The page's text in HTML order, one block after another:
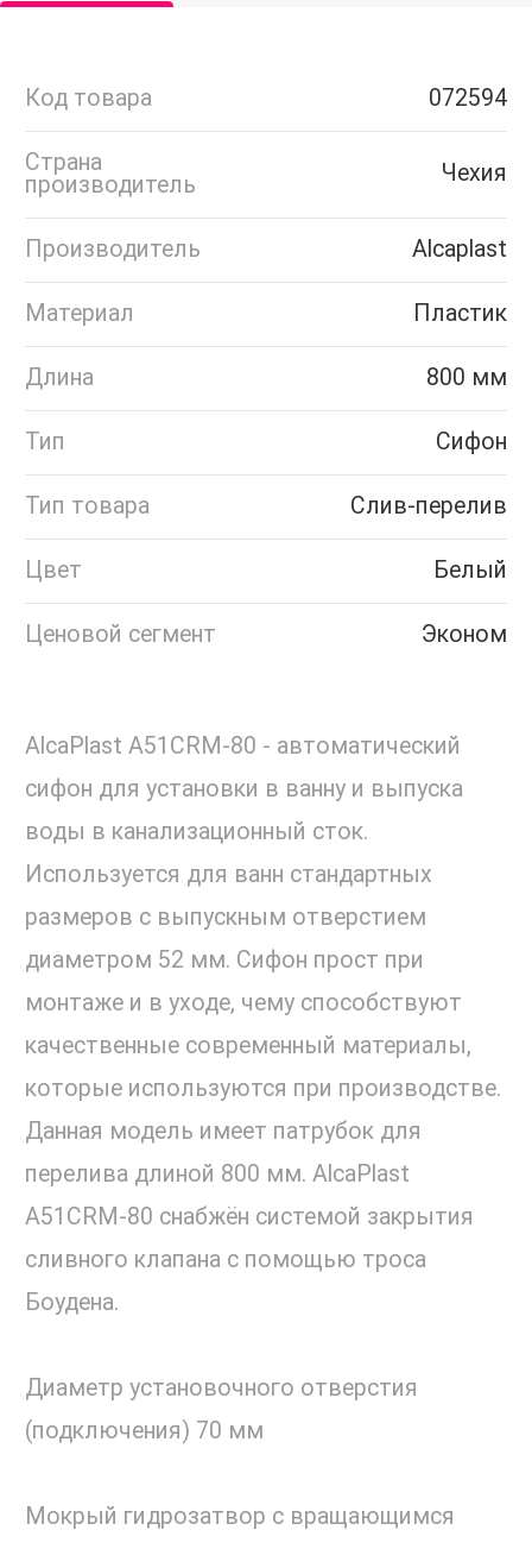
Код товара 072594
Страна
производитель
Чехия
Производитель Alcaplast
Материал Пластик
Длина 800 мм
Тип Сифон
Тип товара Слив-перелив
Цвет Белый
Ценовой сегмент Эконом
AlcaPlast A51CRM-80 - автоматический
сифон для установки в ванну и выпуска
воды в канализационный сток.
Используется для ванн стандартных
размеров с выпускным отверстием
диаметром 52 мм. Сифон прост при
монтаже и в уходе, чему способствуют
качественные современный материалы,
которые используются при производстве.
Данная модель имеет патрубок для
перелива длиной 800 мм. AlcaPlast
A51CRM-80 снабжён системой закрытия
сливного клапана с помощью троса
Боудена.
Диаметр установочного отверстия
(подключения) 70 мм
Мокрый гидрозатвор с вращающимся